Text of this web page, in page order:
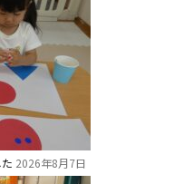
2026年8月7日